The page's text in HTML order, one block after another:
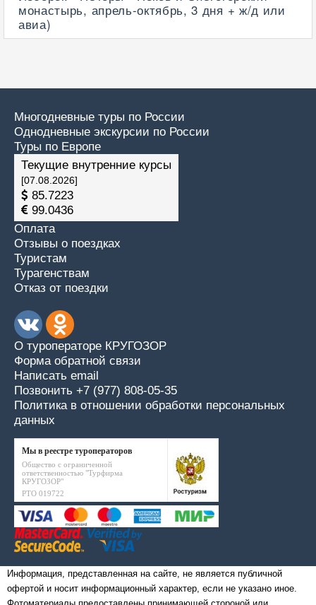
монастырь, апрель-октябрь, 3 дня + ж/д или
авиа)
Многодневные туры по России
Однодневные экскурсии по России
Туры по Европе
Текущие внутренние курсы
[07.08.2026]
85.7223
99.0436
Оплата
Отзывы о поездках
Туристам
Турагенствам
Отказ от поездки
О туроператоре КРУГОЗОР
Форма обратной связи
Написать email
Позвонить +7 (977) 808-05-35
Политика в отношении обработки персональных
данных
Мы в реестре туроператоров
Общество с ограниченной
ответственностью "Турфирма
КРУГОЗОР"
РТО 019722
Информация, представленная на сайте, не является публичной
офертой и носит информационный характер, если не указано иное.